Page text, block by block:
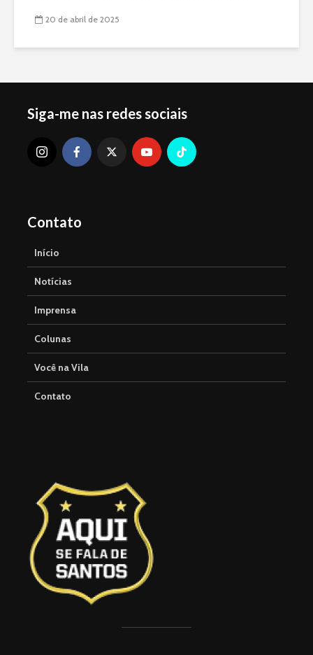
20 de abril de 2025
Siga-me nas redes sociais
Contato
Início
Notícias
Imprensa
Colunas
Você na Vila
Contato